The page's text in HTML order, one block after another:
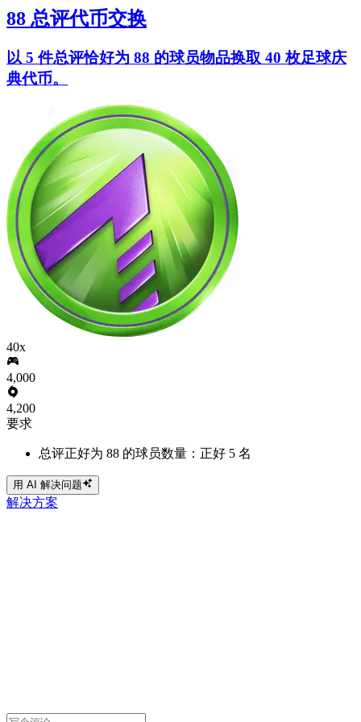
88 总评代币交换
以 5 件总评恰好为 88 的球员物品换取 40 枚足球庆
典代币。
40x
4,000
4,200
要求
总评正好为 88 的球员数量：正好 5 名
用 AI 解决问题
解决方案